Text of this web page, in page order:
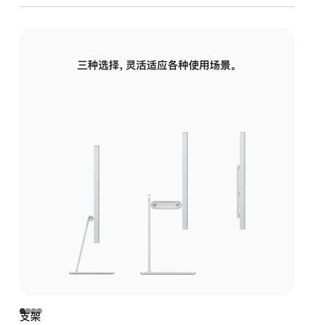
三种选择，灵活适应各种使用场景。
支架